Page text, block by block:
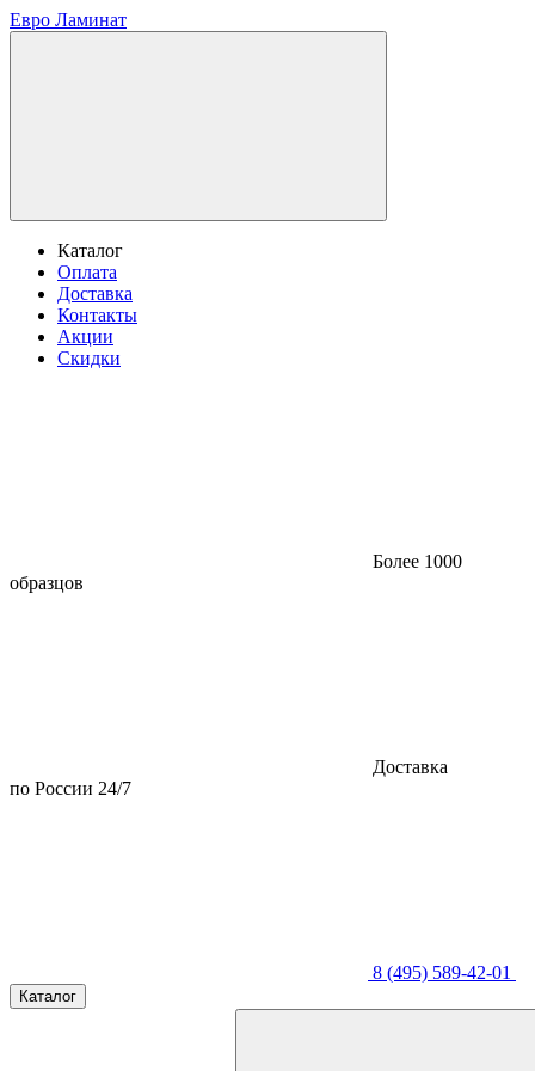
Евро Ламинат
Каталог
Оплата
Доставка
Контакты
Акции
Скидки
Более 1000
образцов
Доставка
по России 24/7
8 (495) 589-42-01
Каталог